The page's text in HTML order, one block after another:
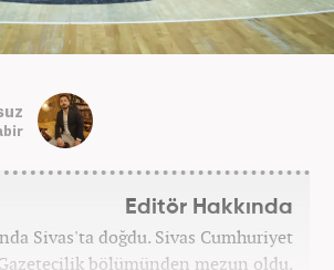
Editör Hakkında
Sivas'ta doğdu. Sivas Cumhuriyet
bölümünden mezun oldu.